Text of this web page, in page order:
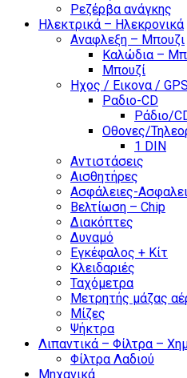
Ρεζέρβα ανάγκης
Ηλεκτρικά – Ηλεκρονικά
Αναφλεξη – Μπουζι
Καλώδια –
Μπουζί
Ηχος / Εικονα / GPS
Ραδιο-CD
Ράδιο/
Οθονες/
1 DIN
Αντιστάσεις
Αισθητήρες
Ασφάλειες-
Βελτίωση – Chip
Διακόπτες
Δυναμό
Εγκέφαλος + Κίτ
Κλειδαριές
Ταχόμετρα
Μετρητής μάζας
Μίζες
Ψήκτρα
Λιπαντικά – Φίλτρα –
Φίλτρα Λαδιού
Μηχανικά